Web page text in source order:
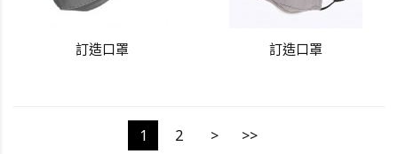
訂造口罩 訂造口罩
1 2 > >>